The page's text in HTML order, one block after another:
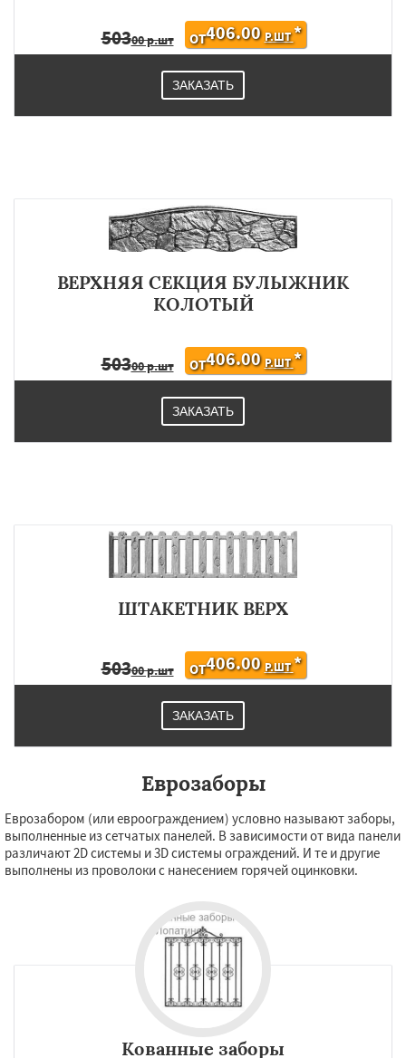
50300 р.шт ОТ406.00 Р.ШТ*
ЗАКАЗАТЬ
ВЕРХНЯЯ СЕКЦИЯ БУЛЫЖНИК
КОЛОТЫЙ
50300 р.шт ОТ406.00 Р.ШТ*
ЗАКАЗАТЬ
ШТАКЕТНИК ВЕРХ
50300 р.шт ОТ406.00 Р.ШТ*
ЗАКАЗАТЬ
Еврозаборы
Еврозабором (или евроограждением) условно называют заборы,
выполненные из сетчатых панелей. В зависимости от вида панели
различают 2D системы и 3D системы ограждений. И те и другие
выполнены из проволоки с нанесением горячей оцинковки.
Кованные заборы